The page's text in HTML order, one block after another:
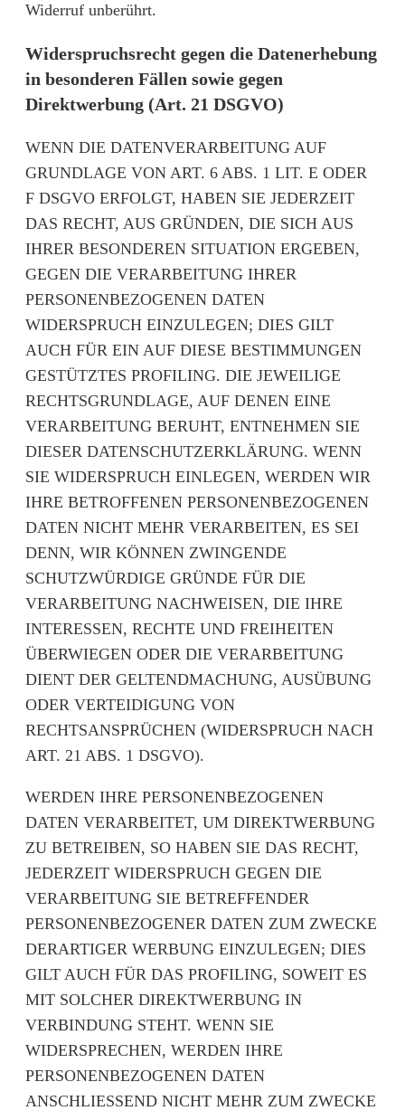
Widerruf unberührt.
Widerspruchsrecht gegen die Datenerhebung
in besonderen Fällen sowie gegen
Direktwerbung (Art. 21 DSGVO)
WENN DIE DATENVERARBEITUNG AUF
GRUNDLAGE VON ART. 6 ABS. 1 LIT. E ODER
F DSGVO ERFOLGT, HABEN SIE JEDERZEIT
DAS RECHT, AUS GRÜNDEN, DIE SICH AUS
IHRER BESONDEREN SITUATION ERGEBEN,
GEGEN DIE VERARBEITUNG IHRER
PERSONENBEZOGENEN DATEN
WIDERSPRUCH EINZULEGEN; DIES GILT
AUCH FÜR EIN AUF DIESE BESTIMMUNGEN
GESTÜTZTES PROFILING. DIE JEWEILIGE
RECHTSGRUNDLAGE, AUF DENEN EINE
VERARBEITUNG BERUHT, ENTNEHMEN SIE
DIESER DATENSCHUTZERKLÄRUNG. WENN
SIE WIDERSPRUCH EINLEGEN, WERDEN WIR
IHRE BETROFFENEN PERSONENBEZOGENEN
DATEN NICHT MEHR VERARBEITEN, ES SEI
DENN, WIR KÖNNEN ZWINGENDE
SCHUTZWÜRDIGE GRÜNDE FÜR DIE
VERARBEITUNG NACHWEISEN, DIE IHRE
INTERESSEN, RECHTE UND FREIHEITEN
ÜBERWIEGEN ODER DIE VERARBEITUNG
DIENT DER GELTENDMACHUNG, AUSÜBUNG
ODER VERTEIDIGUNG VON
RECHTSANSPRÜCHEN (WIDERSPRUCH NACH
ART. 21 ABS. 1 DSGVO).
WERDEN IHRE PERSONENBEZOGENEN
DATEN VERARBEITET, UM DIREKTWERBUNG
ZU BETREIBEN, SO HABEN SIE DAS RECHT,
JEDERZEIT WIDERSPRUCH GEGEN DIE
VERARBEITUNG SIE BETREFFENDER
PERSONENBEZOGENER DATEN ZUM ZWECKE
DERARTIGER WERBUNG EINZULEGEN; DIES
GILT AUCH FÜR DAS PROFILING, SOWEIT ES
MIT SOLCHER DIREKTWERBUNG IN
VERBINDUNG STEHT. WENN SIE
WIDERSPRECHEN, WERDEN IHRE
PERSONENBEZOGENEN DATEN
ANSCHLIESSEND NICHT MEHR ZUM ZWECKE